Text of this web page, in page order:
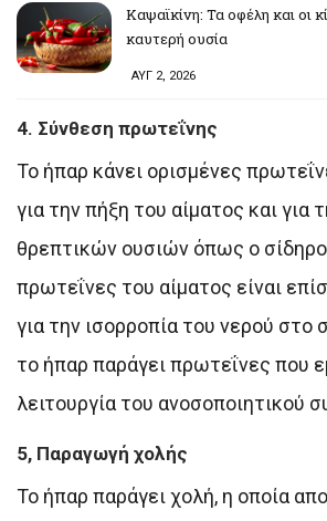
Καψαϊκίνη: Τα οφέλη και οι
καυτερή ουσία
ΑΥΓ 2, 2026
4. Σύνθεση πρωτεΐνης
Το ήπαρ κάνει ορισμένες
για την πήξη του αίματος και για
θρεπτικών ουσιών όπως ο
πρωτεΐνες του αίματος είναι
για την ισορροπία του νερού στο
το ήπαρ παράγει πρωτεΐνες που
λειτουργία του ανοσοποιητικού
5, Παραγωγή χολής
Το ήπαρ παράγει χολή, η οποία